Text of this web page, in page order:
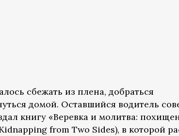
сбежать из плена, добраться
домой. Оставшийся водитель
книгу «Веревка и молитва:
from Two Sides), в которой